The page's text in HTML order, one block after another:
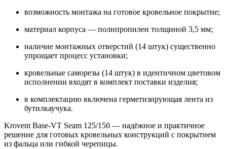
возможность монтажа на готовое кровельное покрытие;
материал корпуса — полипропилен толщиной 3,5 мм;
наличие монтажных отверстий (14 штук) существенно
упрощает процесс установки;
кровельные саморезы (14 штук) в идентичном цветовом
исполнении входят в комплект поставки изделия;
в комплектацию включена герметизирующая лента из
бутилкаучука.
Krovent Base-VT Seam 125/150 — надёжное и практичное
решение для готовых кровельных конструкций с покрытием
из фальца или гибкой черепицы.